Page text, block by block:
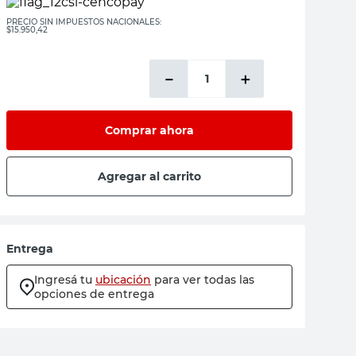
PRECIO SIN IMPUESTOS NACIONALES:
$15.950,42
＋
－
Comprar ahora
Agregar al carrito
Entrega
Ingresá tu ubicación para ver todas las
opciones de entrega